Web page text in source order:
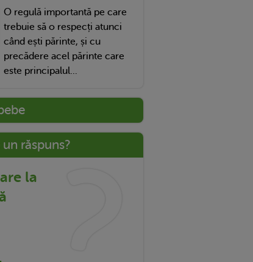
O regulă importantă pe care
trebuie să o respecți atunci
când ești părinte, și cu
precădere acel părinte care
este principalul...
răspuns?
la